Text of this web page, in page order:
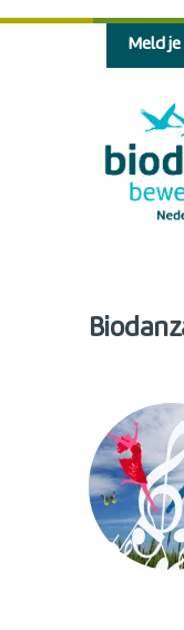
Meld je